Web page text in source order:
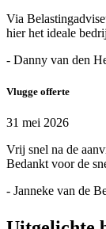
Via
hier het ideale
- Danny van den
Vlugge offerte
31 mei 2026
Vrij snel na de
Bedankt voor de
- Janneke van de